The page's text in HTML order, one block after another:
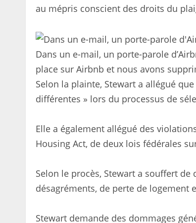
au mépris conscient des droits du
Dans un e-mail, un porte-parole
place sur Airbnb et nous avons
Selon la plainte, Stewart a allégué
différentes » lors du processus de
Elle a également allégué des
Housing Act, de deux lois fédérales
Selon le procès, Stewart a souffert
désagréments, de perte de logement
Stewart demande des dommages